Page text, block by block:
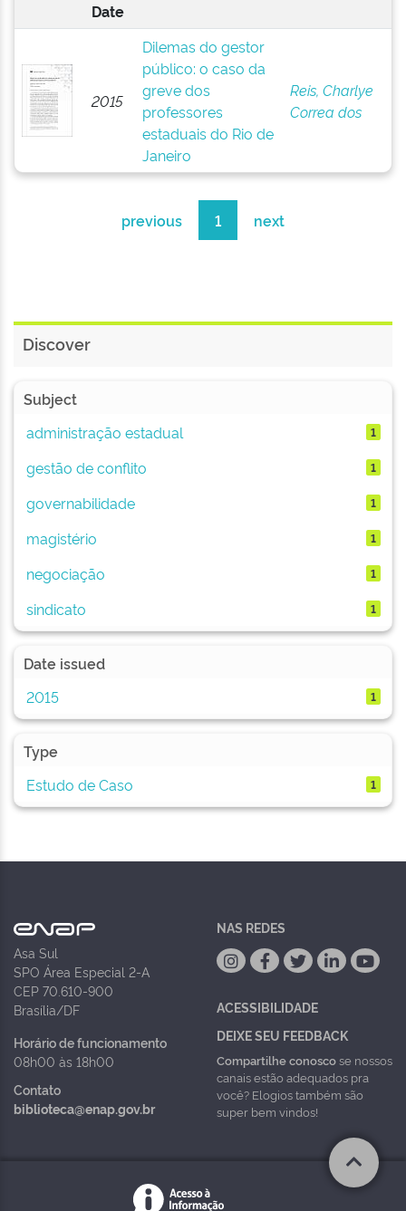
Date
2015
Dilemas do gestor
público: o caso da
greve dos
professores
estaduais do Rio de
Janeiro
Reis, Charlye
Correa dos
previous 1 next
Discover
Subject
administração estadual
1
gestão de conflito 1
governabilidade 1
magistério 1
negociação 1
sindicato 1
Date issued
2015
1
Type
Estudo de Caso
1
Asa Sul
SPO Área Especial 2-A
CEP 70.610-900
Brasília/DF
Horário de funcionamento
08h00 às 18h00
Contato
biblioteca@enap.gov.br
NAS REDES
ACESSIBILIDADE
DEIXE SEU FEEDBACK
Compartilhe conoscose nossos
canais estão adequados pra
você? Elogios também são
super bem vindos!